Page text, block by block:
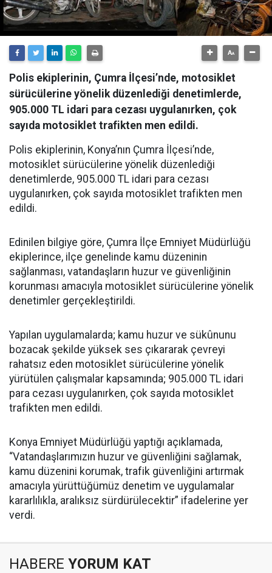
Polis ekiplerinin, Çumra İlçesi’nde, motosiklet
sürücülerine yönelik düzenlediği denetimlerde,
905.000 TL idari para cezası uygulanırken, çok
sayıda motosiklet trafikten men edildi.
Polis ekiplerinin, Konya’nın Çumra İlçesi’nde,
motosiklet sürücülerine yönelik düzenlediği
denetimlerde, 905.000 TL idari para cezası
uygulanırken, çok sayıda motosiklet trafikten men
edildi.
Edinilen bilgiye göre, Çumra İlçe Emniyet Müdürlüğü
ekiplerince, ilçe genelinde kamu düzeninin
sağlanması, vatandaşların huzur ve güvenliğinin
korunması amacıyla motosiklet sürücülerine yönelik
denetimler gerçekleştirildi.
Yapılan uygulamalarda; kamu huzur ve sükûnunu
bozacak şekilde yüksek ses çıkararak çevreyi
rahatsız eden motosiklet sürücülerine yönelik
yürütülen çalışmalar kapsamında; 905.000 TL idari
para cezası uygulanırken, çok sayıda motosiklet
trafikten men edildi.
Konya Emniyet Müdürlüğü yaptığı açıklamada,
“Vatandaşlarımızın huzur ve güvenliğini sağlamak,
kamu düzenini korumak, trafik güvenliğini artırmak
amacıyla yürüttüğümüz denetim ve uygulamalar
kararlılıkla, aralıksız sürdürülecektir” ifadelerine yer
verdi.
HABERE YORUM KAT